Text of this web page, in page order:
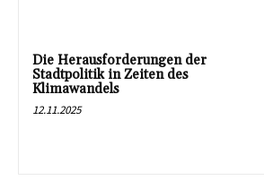
Die Herausforderungen der
Stadtpolitik in Zeiten des
Klimawandels
12.11.2025